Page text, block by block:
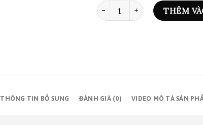
BỘ 10 TRANH EARTHY -
THÊM
THÔNG TIN BỔ SUNG ĐÁNH GIÁ (0) VIDEO MÔ TẢ SẢN